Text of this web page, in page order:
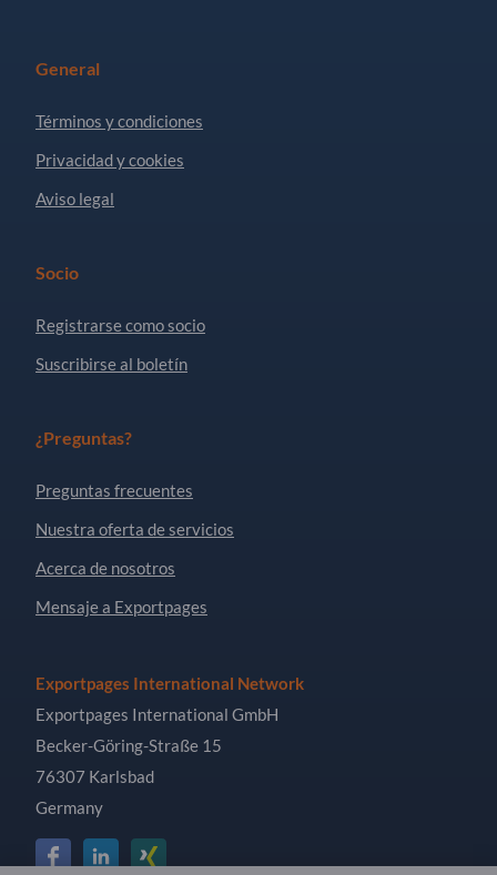
General
Términos y condiciones
Privacidad y cookies
Aviso legal
Socio
Registrarse como socio
Suscribirse al boletín
¿Preguntas?
Preguntas frecuentes
Nuestra oferta de servicios
Acerca de nosotros
Mensaje a Exportpages
Exportpages International Network
Exportpages International GmbH
Becker-Göring-Straße 15
76307 Karlsbad
Germany